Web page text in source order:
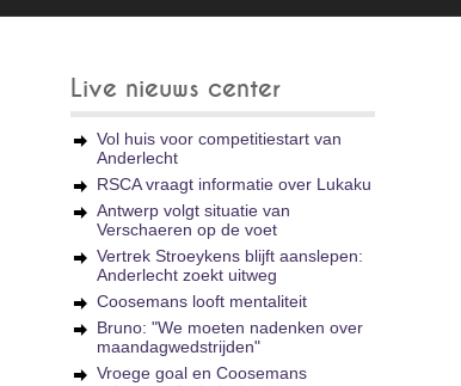
Live nieuws center
Vol huis voor competitiestart van
Anderlecht
RSCA vraagt informatie over Lukaku
Antwerp volgt situatie van
Verschaeren op de voet
Vertrek Stroeykens blijft aanslepen:
Anderlecht zoekt uitweg
Coosemans looft mentaliteit
Bruno: "We moeten nadenken over
maandagwedstrijden"
Vroege goal en Coosemans